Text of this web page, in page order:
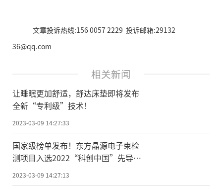
文章投诉热线:156 0057 2229 投诉邮箱:29132
36@qq.com
相关新闻
让睡眠更加舒适，舒达床垫即将发布
全新“专利级”技术！
2023-03-09 14:27:33
国家级榜单发布！东方晶源电子束检
测项目入选2022“科创中国”先导技
2023-03-09 14:27:13